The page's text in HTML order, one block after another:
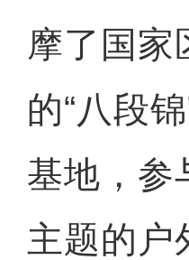
摩了国家
的“八段
基地，参
主题的户